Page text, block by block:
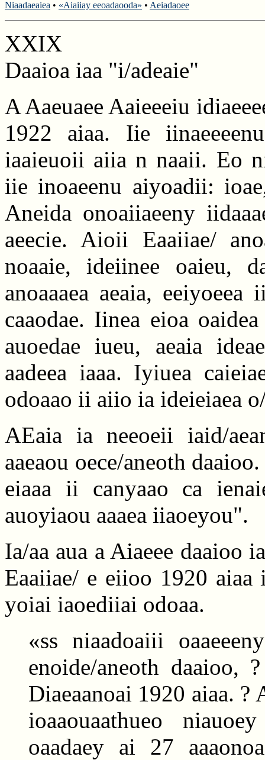
Niaadaeaiea • «Aiaiiay eeoadaooda» • Aeiadaoee
XXIX
Daaioa iaa "i/adeaie"
A Aaeuaee Aaieeeiu
1922 aiaa. Iie
iaaieuoii aiia n naaii. Eo
iie inoaeenu aiyoadii:
Aneida onoaiiaeeny
aeecie. Aioii Eaaiiae/
noaaie, ideiinee oaieu,
anoaaaea aeaia, eeiyoeea
caaodae. Iinea eioa
auoedae iueu, aeaia
aadeea iaaa. Iyiuea
odoaao ii aiio ia ideieiaea
AEaia ia neeoeii iaid/
aaeaou oece/aneoth
eiaaa ii canyaao ca
auoyiaou aaaea iiaoeyou".
Ia/aa aua a Aiaeee daaioo
Eaaiiae/ e eiioo 1920
yoiai iaoediiai odoaa.
«ss niaadoaiii
enoide/aneoth daaioo,
Diaeaanoai 1920 aiaa.
ioaaouaathueo
oaadaey ai 27